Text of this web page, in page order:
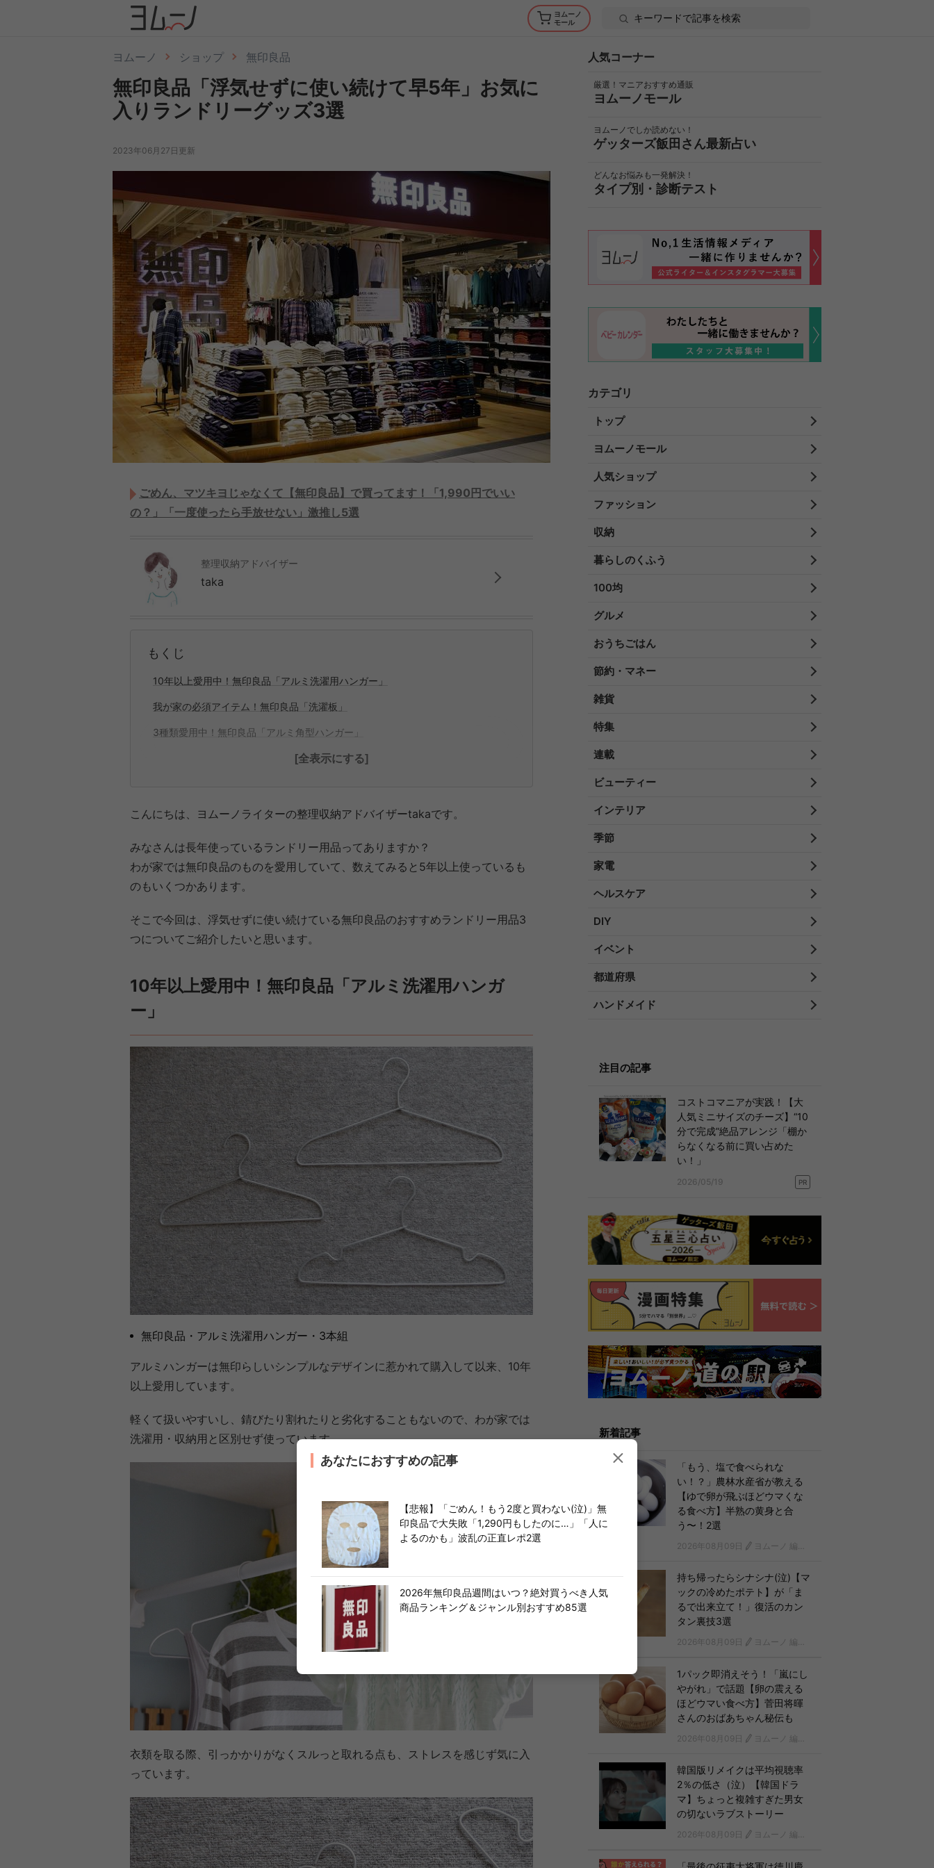
ヨムーノ
モール
ヨムーノ ショップ 無印良品
無印良品「浮気せずに使い続けて早5年」お気に
入りランドリーグッズ3選
2023年06月27日更新
ごめん、マツキヨじゃなくて【無印良品】で買ってます！「1,990円でいい
の？」「一度使ったら手放せない」激推し5選
整理収納アドバイザー
taka
もくじ
10年以上愛用中！無印良品「アルミ洗濯用ハンガー」
我が家の必須アイテム！無印良品「洗濯板」
3種類愛用中！無印良品「アルミ角型ハンガー」
[全表示にする]
こんにちは、ヨムーノライターの整理収納アドバイザーtakaです。
みなさんは長年使っているランドリー用品ってありますか？
わが家では無印良品のものを愛用していて、数えてみると5年以上使っているも
のもいくつかあります。
そこで今回は、浮気せずに使い続けている無印良品のおすすめランドリー用品3
つについてご紹介したいと思います。
10年以上愛用中！無印良品「アルミ洗濯用ハンガ
ー」
無印良品・アルミ洗濯用ハンガー・3本組
アルミハンガーは無印らしいシンプルなデザインに惹かれて購入して以来、10年
以上愛用しています。
軽くて扱いやすいし、錆びたり割れたりと劣化することもないので、わが家では
洗濯用・収納用と区別せず使っています。
衣類を取る際、引っかかりがなくスルっと取れる点も、ストレスを感じず気に入
っています。
あなたにおすすめの記事
【悲報】「ごめん！もう2度と買わない(泣)」無
印良品で大失敗「1,290円もしたのに…」「人に
よるのかも」波乱の正直レポ2選
2026年無印良品週間はいつ？絶対買うべき人気
商品ランキング＆ジャンル別おすすめ85選
人気コーナー
厳選！マニアおすすめ通販
ヨムーノモール
ヨムーノでしか読めない！
ゲッターズ飯田さん最新占い
どんなお悩みも一発解決！
タイプ別・診断テスト
カテゴリ
トップ
ヨムーノモール
人気ショップ
ファッション
収納
暮らしのくふう
100均
グルメ
おうちごはん
節約・マネー
雑貨
特集
連載
ビューティー
インテリア
季節
家電
ヘルスケア
DIY
イベント
都道府県
ハンドメイド
注目の記事
コストコマニアが実践！【大
人気ミニサイズのチーズ】“10
分で完成”絶品アレンジ「棚か
らなくなる前に買い占めた
い！」
2026/05/19 PR
新着記事
「もう、塩で食べられな
い！？」農林水産省が教える
【ゆで卵が飛ぶほどウマくな
る食べ方】半熟の黄身と合
う〜！2選
2026年08月09日 ヨムーノ 編集部
持ち帰ったらシナシナ(泣)【マ
ックの冷めたポテト】が「ま
るで出来立て！」復活のカン
タン裏技3選
2026年08月09日 ヨムーノ 編集部
1パック即消えそう！「嵐にし
やがれ」で話題【卵の震える
ほどウマい食べ方】菅田将暉
さんのおばあちゃん秘伝も
2026年08月09日 ヨムーノ 編集部
韓国版リメイクは平均視聴率
2％の低さ（泣）【韓国ドラ
マ】ちょっと複雑すぎた男女
の切ないラブストーリー
2026年08月09日 ヨムーノ 編集部 韓国ドラマチーム